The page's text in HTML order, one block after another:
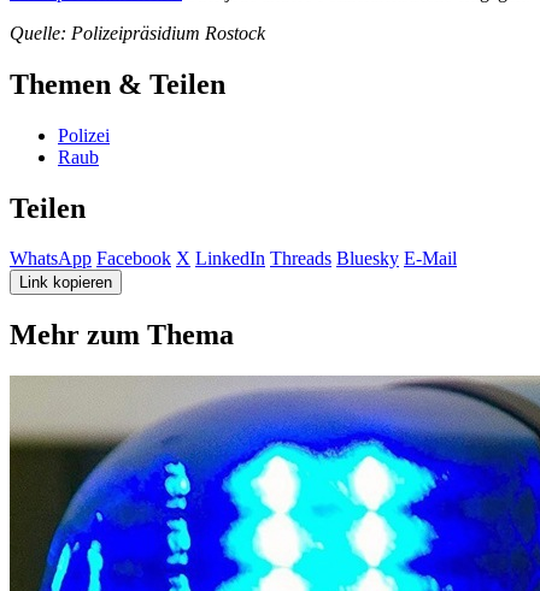
Quelle: Polizeipräsidium Rostock
Themen & Teilen
Polizei
Raub
Teilen
WhatsApp Facebook X LinkedIn Threads Bluesky E-Mail
Link kopieren
Mehr zum Thema